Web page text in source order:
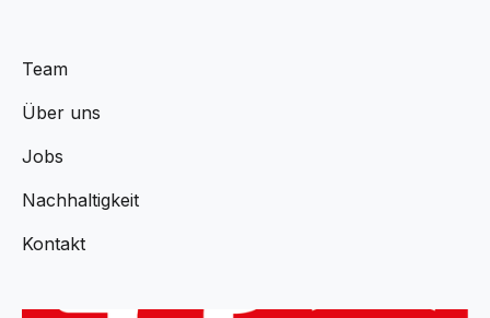
Team
Über uns
Jobs
Nachhaltigkeit
Kontakt